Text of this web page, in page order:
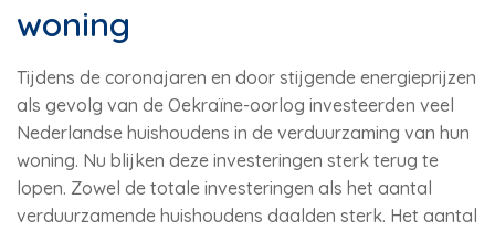
woning
Tijdens de coronajaren en door stijgende energieprijzen
als gevolg van de Oekraïne-oorlog investeerden veel
Nederlandse huishoudens in de verduurzaming van hun
woning. Nu blijken deze investeringen sterk terug te
lopen. Zowel de totale investeringen als het aantal
verduurzamende huishoudens daalden sterk. Het aantal